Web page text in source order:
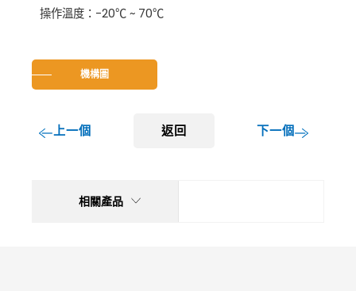
操作溫度：-20℃ ~ 70℃
機構圖
上一個 返回 下一個
相關產品